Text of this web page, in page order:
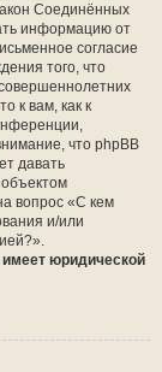
Соединённых
информацию от
согласие
того, что
к вам, как к
что phpBB
давать
вопрос «С кем
и/или
юридической